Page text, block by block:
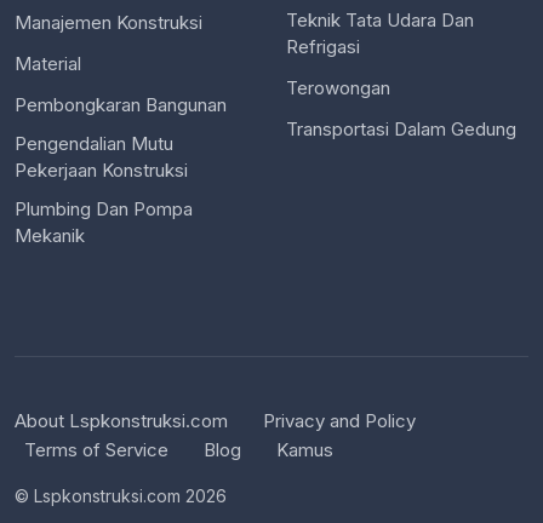
Manajemen Konstruksi
Material
Pembongkaran Bangunan
Pengendalian Mutu
Pekerjaan Konstruksi
Plumbing Dan Pompa
Mekanik
Teknik Tata Udara Dan
Refrigasi
Terowongan
Transportasi Dalam Gedung
About Lspkonstruksi.com
Privacy and Policy
Terms of Service
Blog Kamus
© Lspkonstruksi.com 2026